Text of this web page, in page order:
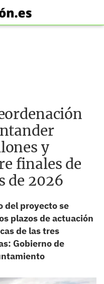
y
finales de
de 2026
del proyecto se
plazos de actuación
de las tres
Gobierno de